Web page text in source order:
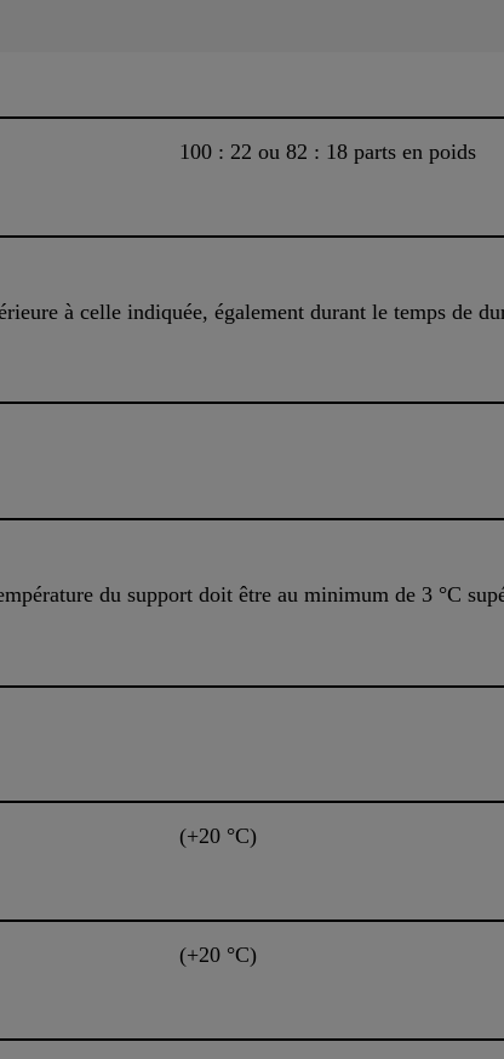
100 : 22 ou 82 : 18 parts en poids
à celle indiquée, également durant le temps de
du support doit être au minimum de 3 °C
(+20 °C)
(+20 °C)